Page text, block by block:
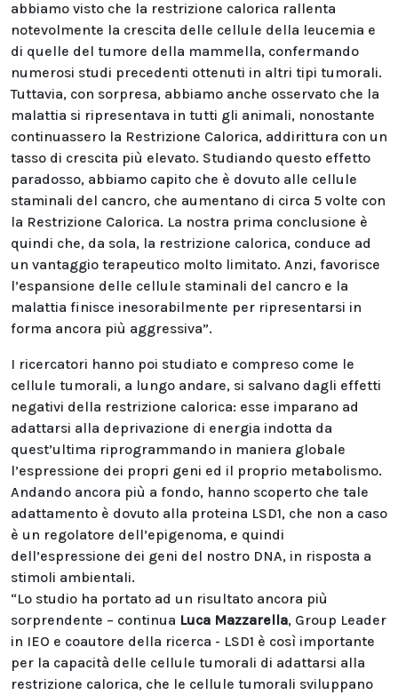
abbiamo visto che la restrizione calorica rallenta
notevolmente la crescita delle cellule della leucemia e
di quelle del tumore della mammella, confermando
numerosi studi precedenti ottenuti in altri tipi tumorali.
Tuttavia, con sorpresa, abbiamo anche osservato che la
malattia si ripresentava in tutti gli animali, nonostante
continuassero la Restrizione Calorica, addirittura con un
tasso di crescita più elevato. Studiando questo effetto
paradosso, abbiamo capito che è dovuto alle cellule
staminali del cancro, che aumentano di circa 5 volte con
la Restrizione Calorica. La nostra prima conclusione è
quindi che, da sola, la restrizione calorica, conduce ad
un vantaggio terapeutico molto limitato. Anzi, favorisce
l’espansione delle cellule staminali del cancro e la
malattia finisce inesorabilmente per ripresentarsi in
forma ancora più aggressiva”.
I ricercatori hanno poi studiato e compreso come le
cellule tumorali, a lungo andare, si salvano dagli effetti
negativi della restrizione calorica: esse imparano ad
adattarsi alla deprivazione di energia indotta da
quest’ultima riprogrammando in maniera globale
l’espressione dei propri geni ed il proprio metabolismo.
Andando ancora più a fondo, hanno scoperto che tale
adattamento è dovuto alla proteina LSD1, che non a caso
è un regolatore dell’epigenoma, e quindi
dell’espressione dei geni del nostro DNA, in risposta a
stimoli ambientali.
“Lo studio ha portato ad un risultato ancora più
sorprendente – continua Luca Mazzarella, Group Leader
in IEO e coautore della ricerca - LSD1 è così importante
per la capacità delle cellule tumorali di adattarsi alla
restrizione calorica, che le cellule tumorali sviluppano